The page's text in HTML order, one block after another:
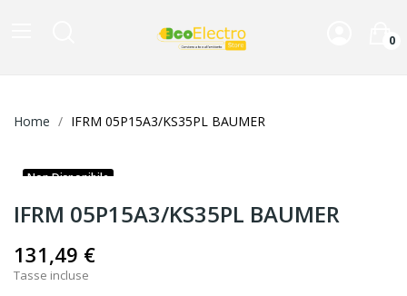
0
Home IFRM 05P15A3/KS35PL BAUMER
Non Disponibile
IFRM 05P15A3/KS35PL BAUMER
131,49 €
Tasse incluse